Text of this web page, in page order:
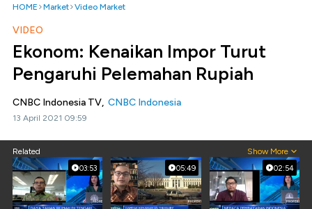
HOME Market Video Market
VIDEO
Ekonom: Kenaikan Impor Turut
Pengaruhi Pelemahan Rupiah
CNBC Indonesia TV, CNBC Indonesia
13 April 2021 09:59
Related Show More
03:53 05:49 02:54